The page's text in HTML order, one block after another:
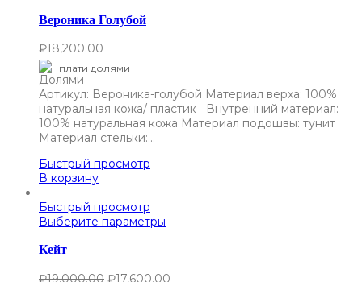
Вероника Голубой
₽18,200.00
плати долями
Артикул: Вероника-голубой Материал верха: 100%
натуральная кожа/ пластик Внутренний материал:
100% натуральная кожа Материал подошвы: тунит
Материал стельки:…
Быстрый просмотр
В корзину
Быстрый просмотр
Выберите параметры
Кейт
₽19,000.00 ₽17,600.00